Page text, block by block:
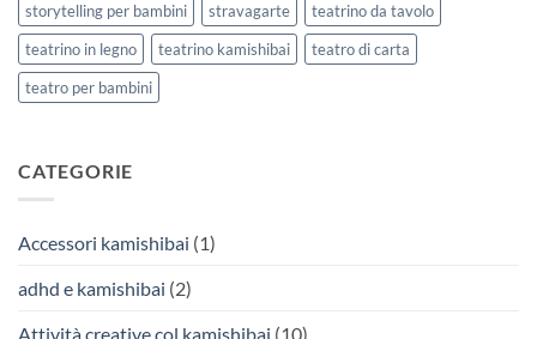
storytelling per bambini
stravagarte
teatrino da tavolo
teatrino in legno
teatrino kamishibai
teatro di carta
teatro per bambini
CATEGORIE
Accessori kamishibai (1)
adhd e kamishibai (2)
Attività creative col kamishibai (10)